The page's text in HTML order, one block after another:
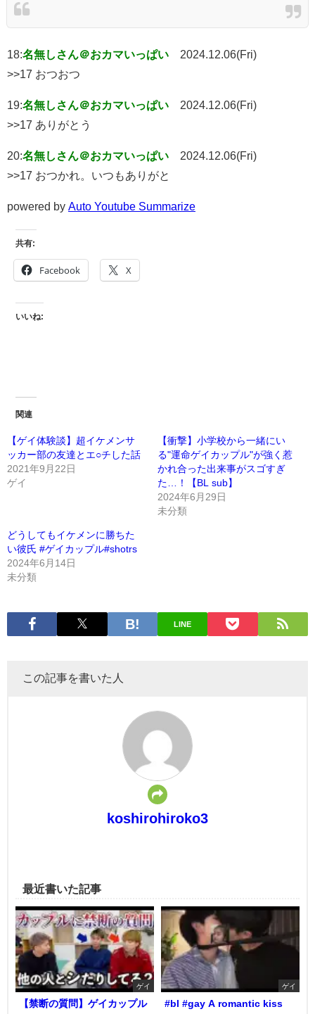
18:名無しさん＠おカマいっぱい
2024.12.06(Fri)
>>17 おつおつ
19:名無しさん＠おカマいっぱい
2024.12.06(Fri)
>>17 ありがとう
20:名無しさん＠おカマいっぱい
2024.12.06(Fri)
>>17 おつかれ。いつもありがと
powered by Auto Youtube Summarize
共有:
Facebook X
いいね:
関連
【ゲイ体験談】超イケメンサ
ッカー部の友達とエ○チした話
2021年9月22日
ゲイ
【衝撃】小学校から一緒にい
る"運命ゲイカップル"が強く惹
かれ合った出来事がスゴすぎ
た…！【BL sub】
2024年6月29日
未分類
どうしてもイケメンに勝ちた
い彼氏 #ゲイカップル#shotrs
2024年6月14日
未分類
LINE
この記事を書いた人
koshirohiroko3
最近書いた記事
ゲイ
【禁断の質問】ゲイカップル
ゲイ
#bl #gay A romantic kiss